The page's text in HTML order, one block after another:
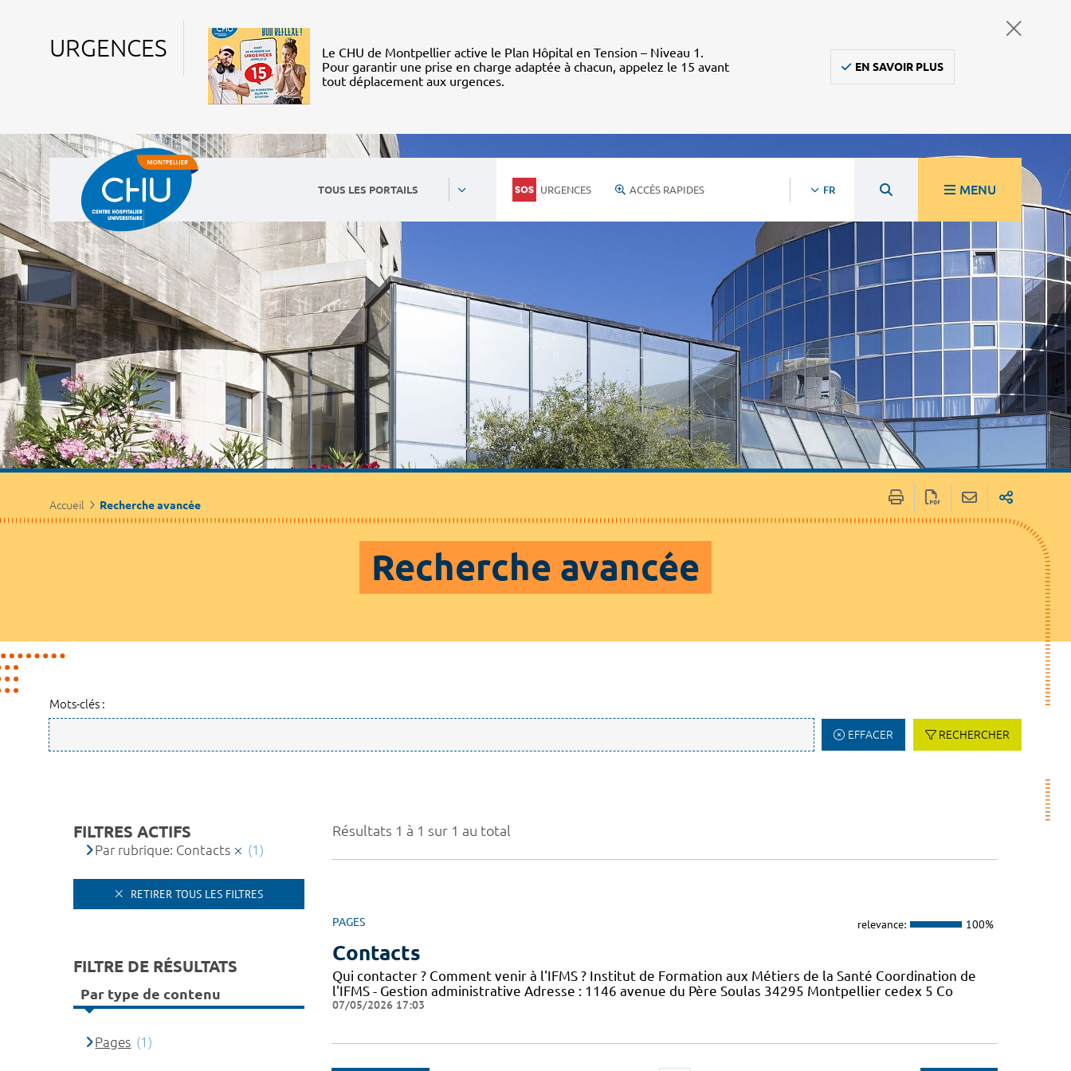
URGENCES
Le CHU de Montpellier active le Plan Hôpital en Tension – Niveau 1.
Pour garantir une prise en charge adaptée à chacun, appelez le 15 avant
tout déplacement aux urgences.
EN SAVOIR PLUS
TOUS LES PORTAILS URGENCES ACCÈS RAPIDES FR MENU
Accueil Recherche avancée
Recherche avancée
Mots-clés :
EFFACER RECHERCHER
Résultats 1 à 1 sur 1 au total
PAGES relevance: 100%
Contacts
Qui contacter ? Comment venir à l'IFMS ? Institut de Formation aux Métiers de la Santé Coordination de
l'IFMS - Gestion administrative Adresse : 1146 avenue du Père Soulas 34295 Montpellier cedex 5 Co
07/05/2026 17:03
FILTRES ACTIFS
Par rubrique: Contacts (1)
RETIRER TOUS LES FILTRES
FILTRE DE RÉSULTATS
Par type de contenu
Pages (1)